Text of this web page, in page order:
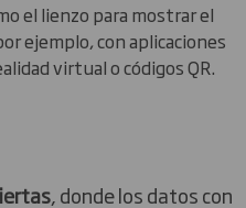
el lienzo para mostrar el
ejemplo, con aplicaciones
virtual o códigos QR.
, donde los datos con